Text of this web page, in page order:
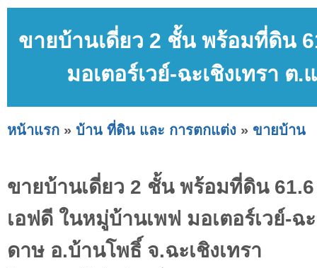
ขายบ้านเดี่ยว 2 ชั้น พร้อมที่ดิน
มอเตอร์เวย์-ฉะเชิงเทรา
หน้าแรก » บ้าน ที่ดิน และ การตกแต่ง » ขายบ้าน
ขายบ้านเดี่ยว 2 ชั้น พร้อมที่ดิน
เอฟดี ในหมู่บ้านเพฟ มอเตอร์เวย์-ฉ
ดาษ อ.บ้านโพธิ์ จ.ฉะเชิงเทรา